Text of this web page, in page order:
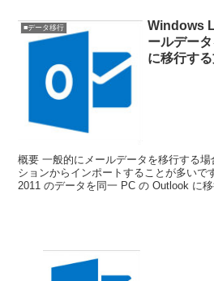
■データ移行
Windows
ールデー
に移行す
概要 一般的にメールデータを移行する
ションからインポートすることが多いで
2011 のデータを同一 PC の Outlook に